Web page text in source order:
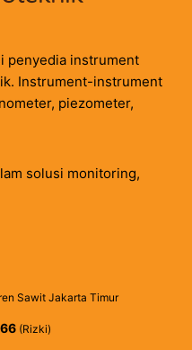
penyedia instrument
Instrument-instrument
piezometer,
solusi monitoring,
Sawit Jakarta Timur
(Rizki)